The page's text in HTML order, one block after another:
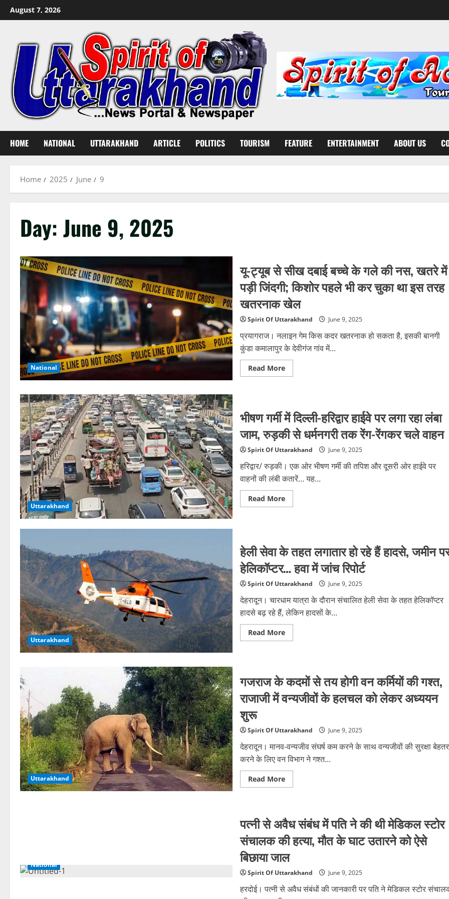
Skip
to
August 7, 2026
HOME NATIONAL UTTARAKHAND ARTICLE POLITICS TOURISM FEATURE ENTERTAINMENT ABOUT US
Home 2025 June 9
Day: June 9, 2025
National
यू-ट्यूब से सीख दबाई बच्चे के गले की नस, खतरे में
पड़ी जिंदगी; किशोर पहले भी कर चुका था इस तरह
खतरनाक खेल
Spirit Of Uttarakhand June 9, 2025
प्रयागराज। नलाइन गेम किस कदर खतरनाक हो सकता है, इसकी बानगी
कुंडा कमालापुर के देवीगंज गांव में...
Read MoreRead
more
सीख
दबाई
बच्चे
के
गले
नस,
में
पड़ी
जिंदगी;
भी
कर
खेल
Uttarakhand
भीषण गर्मी में दिल्ली-हरिद्वार हाईवे पर लगा रहा लंबा
जाम, रुड़की से धर्मनगरी तक रेंग-रेंगकर चले वाहन
Spirit Of Uttarakhand June 9, 2025
हरिद्वार/ रुड़की। एक ओर भीषण गर्मी की तपिश और दूसरी ओर हाईवे पर
वाहनों की लंबी कतारें… यह...
Read MoreRead
more
हरिद्वार
हाईवे
लगा
रहा
लंबा
जाम,
रुड़की
से
धर्मनगरी
तक
रेंग-
रेंगकर
चले
Uttarakhand
हेली सेवा के तहत लगातार हो रहे हैं हादसे, जमीन
हेलिकॉप्टर… हवा में जांच रिपोर्ट
Spirit Of Uttarakhand June 9, 2025
देहरादून। चारधाम यात्रा के दौरान संचालित हेली सेवा के तहत हेलिकॉप्टर
हादसे बढ़ रहे हैं, लेकिन हादसों के...
Read MoreRead
more
लगातार
हो
रहे
हैं
हेलिकॉप्टर…
में
जांच
रिपोर्ट
Uttarakhand
गजराज के कदमों से तय होगी वन कर्मियों की गश्त,
राजाजी में वन्यजीवों के हलचल को लेकर अध्ययन
शुरू
Spirit Of Uttarakhand June 9, 2025
देहरादून। मानव-वन्यजीव संघर्ष कम करने के साथ वन्यजीवों की सुरक्षा बेहतर
करने के लिए वन विभाग ने गश्त...
Read MoreRead
more
से
तय
होगी
वन
कर्मियों
की
गश्त,
राजाजी
में
वन्यजीवों
के
National
पत्नी से अवैध संबंध में पति ने की थी मेडिकल स्टोर
संचालक की हत्या, मौत के घाट उतारने को ऐसे
बिछाया जाल
Spirit Of Uttarakhand June 9, 2025
हरदोई। पत्नी से अवैध संबंधों की जानकारी पर पति ने मेडिकल स्टोर